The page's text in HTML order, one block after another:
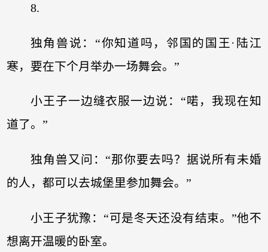
8.
独角兽说：“你知道吗，邻国的国王·陆江
寒，要在下个月举办一场舞会。”
小王子一边缝衣服一边说：“喏，我现在知
道了。”
独角兽又问：“那你要去吗？据说所有未婚
的人，都可以去城堡里参加舞会。”
小王子犹豫：“可是冬天还没有结束。”他不
想离开温暖的卧室。